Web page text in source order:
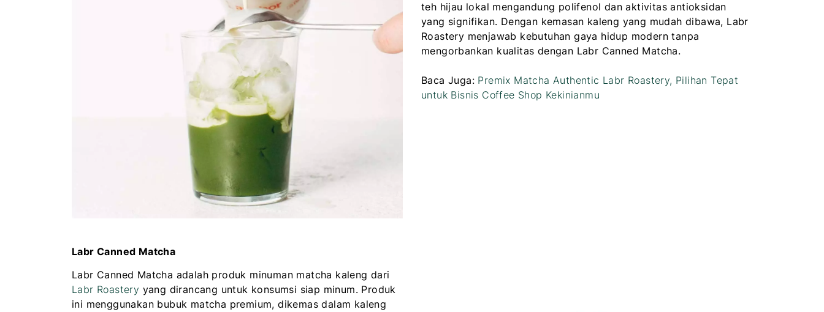
teh hijau lokal mengandung polifenol dan aktivitas antioksidan
yang signifikan. Dengan kemasan kaleng yang mudah dibawa, Labr
Roastery menjawab kebutuhan gaya hidup modern tanpa
mengorbankan kualitas dengan Labr Canned Matcha.
Baca Juga: Premix Matcha Authentic Labr Roastery, Pilihan Tepat
untuk Bisnis Coffee Shop Kekinianmu
Labr Canned Matcha
Labr Canned Matcha adalah produk minuman matcha kaleng dari
Labr Roastery yang dirancang untuk konsumsi siap minum. Produk
ini menggunakan bubuk matcha premium, dikemas dalam kaleng